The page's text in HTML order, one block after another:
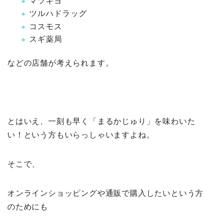
ツルハドラッグ
コスモス
スギ薬局
などの店舗が考えられます。
とはいえ、一刻も早く「まるかじゅり」を味わいた
い！という方もいらっしゃいますよね。
そこで、
オンラインショッピングや通販で購入したいという方
のためにも